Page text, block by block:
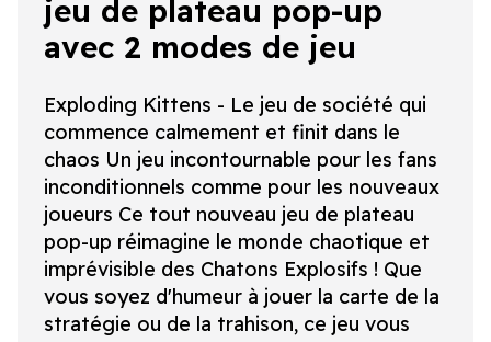
jeu de plateau pop-up
avec 2 modes de jeu
Exploding Kittens - Le jeu de société qui
commence calmement et finit dans le
chaos Un jeu incontournable pour les fans
inconditionnels comme pour les nouveaux
joueurs Ce tout nouveau jeu de plateau
pop-up réimagine le monde chaotique et
imprévisible des Chatons Explosifs ! Que
vous soyez d'humeur à jouer la carte de la
stratégie ou de la trahison, ce jeu vous